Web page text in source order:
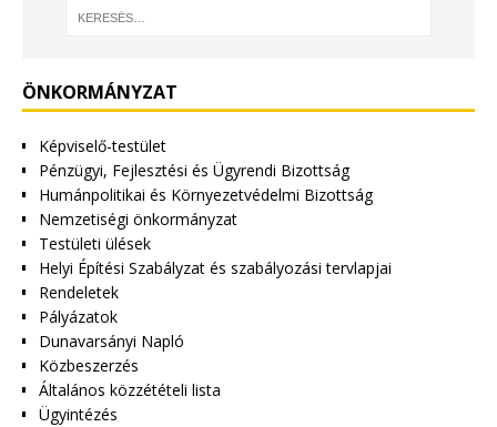
ÖNKORMÁNYZAT
Képviselő-testület
Pénzügyi, Fejlesztési és Ügyrendi Bizottság
Humánpolitikai és Környezetvédelmi Bizottság
Nemzetiségi önkormányzat
Testületi ülések
Helyi Építési Szabályzat és szabályozási tervlapjai
Rendeletek
Pályázatok
Dunavarsányi Napló
Közbeszerzés
Általános közzétételi lista
Ügyintézés